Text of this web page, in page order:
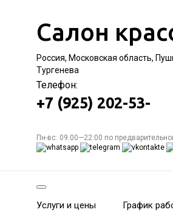
Салон
Россия, Московская область,
Тургенева
Телефон:
+7 (925) 202-53-
Пн-вс: 09:00—22:00 по
Услуги и цены График